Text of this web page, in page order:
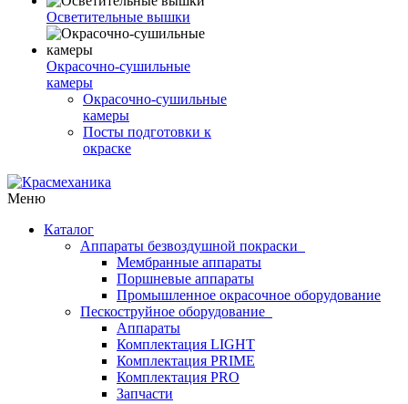
Осветительные вышки
Окрасочно-сушильные
камеры
Окрасочно-сушильные
камеры
Посты подготовки к
окраске
Меню
Каталог
Аппараты безвоздушной покраски
Мембранные аппараты
Поршневые аппараты
Промышленное окрасочное оборудование
Пескоструйное оборудование
Аппараты
Комплектация LIGHT
Комплектация PRIME
Комплектация PRO
Запчасти